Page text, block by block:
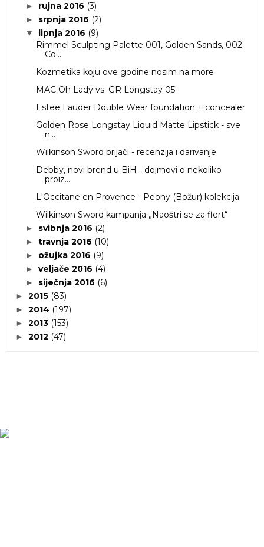
► rujna 2016 (3)
► srpnja 2016 (2)
▼ lipnja 2016 (9)
Rimmel Sculpting Palette 001, Golden Sands, 002
Co...
Kozmetika koju ove godine nosim na more
MAC Oh Lady vs. GR Longstay 05
Estee Lauder Double Wear foundation + concealer
Golden Rose Longstay Liquid Matte Lipstick - sve
n...
Wilkinson Sword brijači - recenzija i darivanje
Debby, novi brend u BiH - dojmovi o nekoliko
proiz...
L'Occitane en Provence - Peony (Božur) kolekcija
Wilkinson Sword kampanja „Naoštri se za flert“
► svibnja 2016 (2)
► travnja 2016 (10)
► ožujka 2016 (9)
► veljače 2016 (4)
► siječnja 2016 (6)
► 2015 (83)
► 2014 (197)
► 2013 (153)
► 2012 (47)